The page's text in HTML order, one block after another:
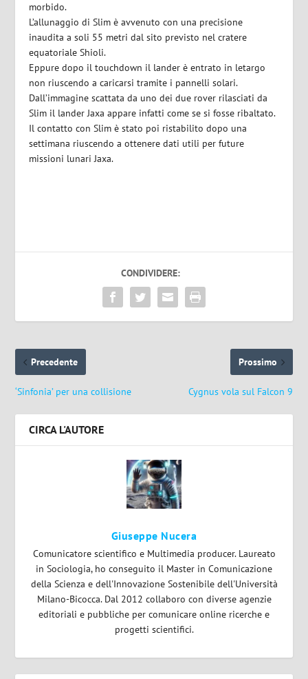
morbido.
L’allunaggio di Slim è avvenuto con una precisione
inaudita a soli 55 metri dal sito previsto nel cratere
equatoriale Shioli.
Eppure dopo il touchdown il lander è entrato in letargo
non riuscendo a caricarsi tramite i pannelli solari.
Dall’immagine scattata da uno dei due rover rilasciati da
Slim il lander Jaxa appare infatti come se si fosse ribaltato.
Il contatto con Slim è stato poi ristabilito dopo una
settimana riuscendo a ottenere dati utili per future
missioni lunari Jaxa.
CONDIVIDERE:
Precedente
‘Sinfonia’ per una collisione
Prossimo
Cygnus vola sul Falcon 9
CIRCA L'AUTORE
Giuseppe Nucera
Comunicatore scientifico e Multimedia producer. Laureato
in Sociologia, ho conseguito il Master in Comunicazione
della Scienza e dell'Innovazione Sostenibile dell'Università
Milano-Bicocca. Dal 2012 collaboro con diverse agenzie
editoriali e pubbliche per comunicare online ricerche e
progetti scientifici.